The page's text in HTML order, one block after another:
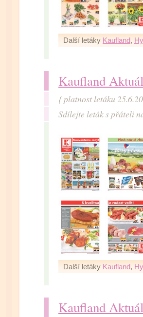
Další letáky Kaufland,
Kaufland
{ platnost letáku
Sdílejte leták s přáteli
Další letáky Kaufland,
Kaufland